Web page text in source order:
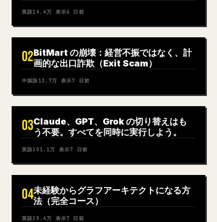
英語14.4万 表示6 日前
02BitMart の崩壊：経営不振ではなく、計
画的な出口詐欺（Exit Scam）
中国語 13.7万 表示7 日前
03Claude、GPT、Grok の切り替えはも
う不要。すべてを同時に実行しよう。
英語201.1万 表示7 日前
04未経験からグラフアーキテクトになる方
法（完全コース）
英語20.4万 表示7 日前